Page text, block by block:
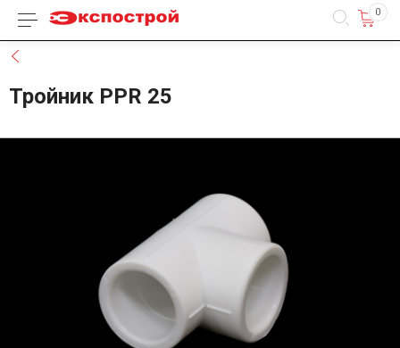
Каталог товаров 0
Тройник PPR 25